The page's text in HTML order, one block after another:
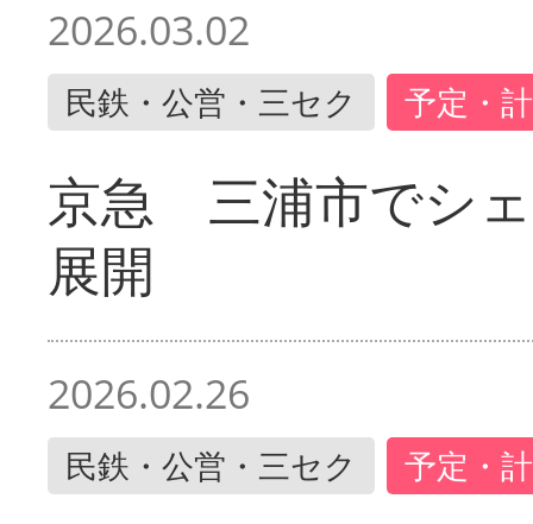
2026.03.02
民鉄・公営・三セク 予定・
京急 三浦市でシ
展開
2026.02.26
民鉄・公営・三セク 予定・